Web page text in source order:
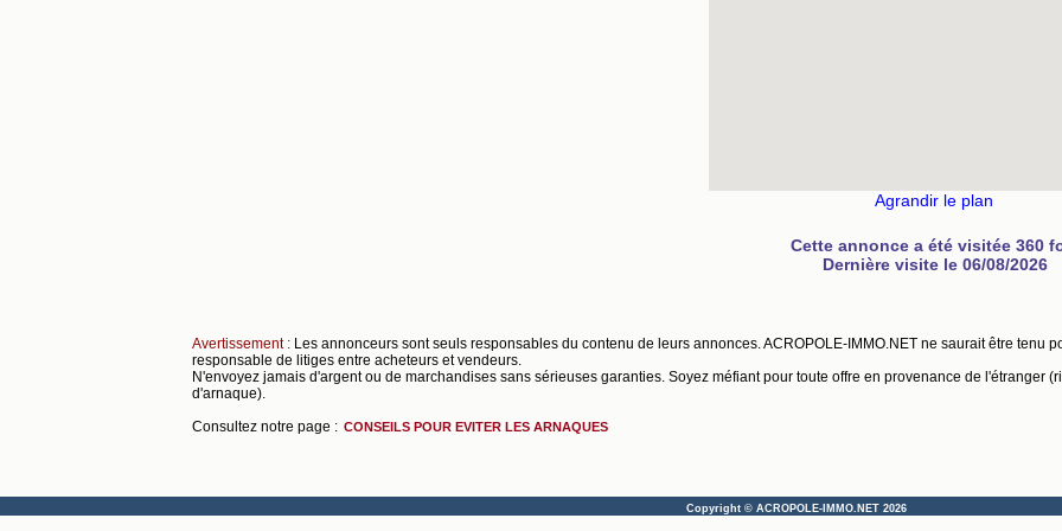
Agrandir le plan
Cette annonce a été visitée 360
Dernière visite le 06/08/2026
Avertissement : Les annonceurs sont seuls responsables du contenu de leurs annonces. ACROPOLE-IMMO.NET ne saurait être tenu
responsable de litiges entre acheteurs et vendeurs.
N'envoyez jamais d'argent ou de marchandises sans sérieuses garanties. Soyez méfiant pour toute offre en provenance de l'étranger
d'arnaque).
Consultez notre page : CONSEILS POUR EVITER LES ARNAQUES
Copyright © ACROPOLE-IMMO.NET 2026